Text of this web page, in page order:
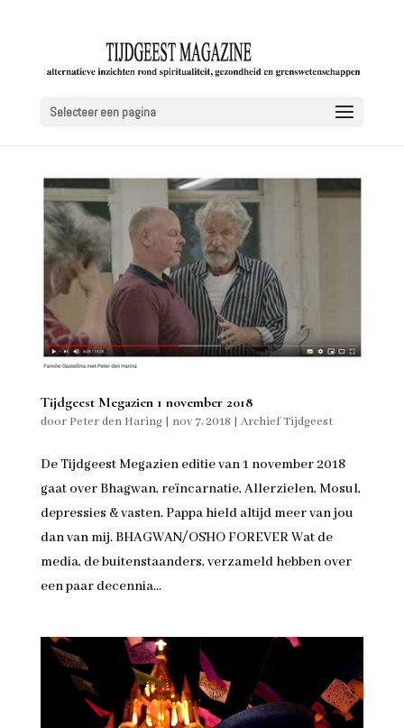
Selecteer een pagina
Tijdgeest Megazien 1 november 2018
door Peter den Haring| nov 7, 2018 | Archief Tijdgeest
De Tijdgeest Megazien editie van 1 november 2018
gaat over Bhagwan, reïncarnatie, Allerzielen, Mosul,
depressies & vasten. Pappa hield altijd meer van jou
dan van mij. BHAGWAN/OSHO FOREVER Wat de
media, de buitenstaanders, verzameld hebben over
een paar decennia...